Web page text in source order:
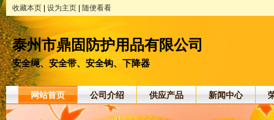
收藏本页 设为主页 随便看看
泰州市鼎固防护用品有限公司
安全绳、安全带、安全钩、下降器
网站首页 公司介绍 供应产品 新闻中心